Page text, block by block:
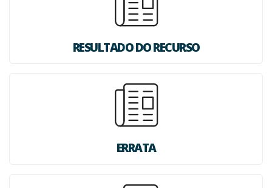
RESULTADO DO RECURSO
ERRATA